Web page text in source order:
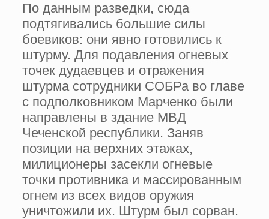
По данным разведки, сюда
подтягивались большие силы
боевиков: они явно готовились к
штурму. Для подавления огневых
точек дудаевцев и отражения
штурма сотрудники СОБРа во главе
с подполковником Марченко были
направлены в здание МВД
Чеченской республики. Заняв
позиции на верхних этажах,
милиционеры засекли огневые
точки противника и массированным
огнем из всех видов оружия
уничтожили их. Штурм был сорван.